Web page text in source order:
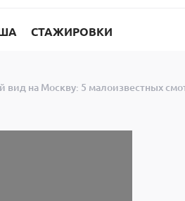
СТАЖИРОВКИ
вид на Москву: 5 малоизвестных